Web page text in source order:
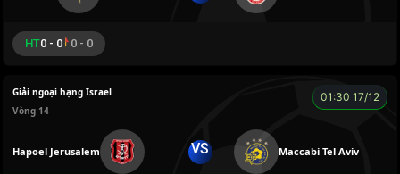
HT0 - 0 0 - 0
Giải ngoại hạng Israel
Vòng 14
01:30 17/12
Hapoel Jerusalem VS Maccabi Tel Aviv